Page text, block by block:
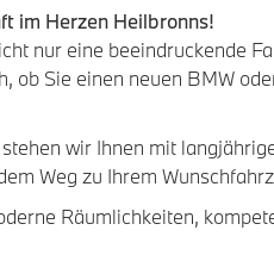
im Herzen Heilbronns!
nur eine beeindruckende
ob Sie einen neuen BMW
wir Ihnen mit
Weg zu Ihrem
Räumlichkeiten,